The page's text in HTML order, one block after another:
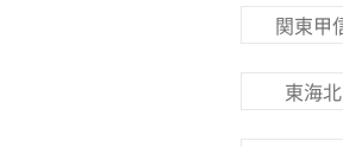
関東甲
東海